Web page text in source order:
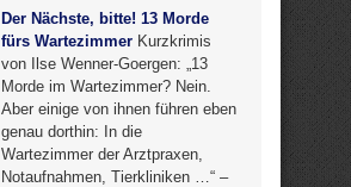
Der Nächste, bitte! 13 Morde
fürs Wartezimmer Kurzkrimis
von Ilse Wenner-Goergen: „13
Morde im Wartezimmer? Nein.
Aber einige von ihnen führen eben
genau dorthin: In die
Wartezimmer der Arztpraxen,
Notaufnahmen, Tierkliniken …“ –